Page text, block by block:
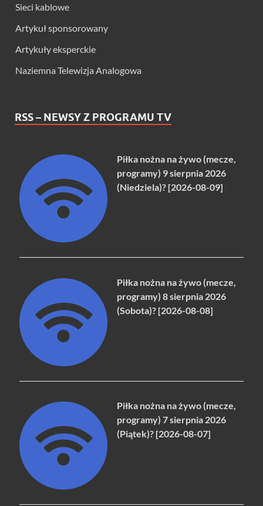
Sieci kablowe
Artykuł sponsorowany
Artykuły eksperckie
Naziemna Telewizja Analogowa
RSS – NEWSY Z PROGRAMU TV
Piłka nożna na żywo (mecze,
programy) 9 sierpnia 2026
(Niedziela)? [2026-08-09]
Piłka nożna na żywo (mecze,
programy) 8 sierpnia 2026
(Sobota)? [2026-08-08]
Piłka nożna na żywo (mecze,
programy) 7 sierpnia 2026
(Piątek)? [2026-08-07]